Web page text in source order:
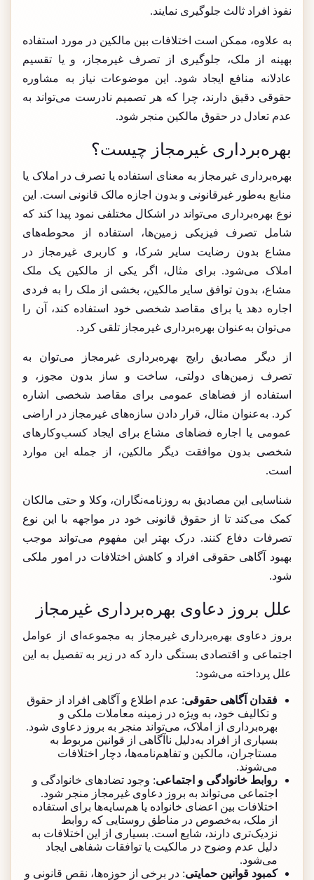
نفوذ افراد ثالث جلوگیری نمایند.
به علاوه، ممکن است اختلافات بین مالکین در مورد استفاده
بهینه از ملک، جلوگیری از تصرف غیرمجاز، و یا تقسیم
عادلانه منافع ایجاد شود. این موضوعات نیاز به مشاوره
حقوقی دقیق دارند، چرا که هر تصمیم نادرست می‌تواند به
عدم تعادل در حقوق مالکین منجر شود.
بهره‌برداری غیرمجاز چیست؟
بهره‌برداری غیرمجاز به معنای استفاده یا تصرف در املاک یا
منابع به‌طور غیرقانونی و بدون اجازه مالک قانونی است. این
نوع بهره‌برداری می‌تواند در اشکال مختلفی نمود پیدا کند که
شامل تصرف فیزیکی زمین‌ها، استفاده از محوطه‌های
مشاع بدون رضایت سایر شرکا، و کاربری غیرمجاز در
املاک می‌شود. برای مثال، اگر یکی از مالکین یک ملک
مشاع، بدون توافق سایر مالکین، بخشی از ملک را به فردی
اجاره دهد یا برای مقاصد شخصی خود استفاده کند، آن را
می‌توان به‌عنوان بهره‌برداری غیرمجاز تلقی کرد.
از دیگر مصادیق رایج بهره‌برداری غیرمجاز می‌توان به
تصرف زمین‌های دولتی، ساخت و ساز بدون مجوز، و
استفاده از فضاهای عمومی برای مقاصد شخصی اشاره
کرد. به‌عنوان مثال، قرار دادن سازه‌های غیرمجاز در اراضی
عمومی یا اجاره فضاهای مشاع برای ایجاد کسب‌وکارهای
شخصی بدون موافقت دیگر مالکین، از جمله این موارد
است.
شناسایی این مصادیق به روزنامه‌نگاران، وکلا و حتی مالکان
کمک می‌کند تا از حقوق قانونی خود در مواجهه با این نوع
تصرفات دفاع کنند. درک بهتر این مفهوم می‌تواند موجب
بهبود آگاهی حقوقی افراد و کاهش اختلافات در امور ملکی
شود.
علل بروز دعاوی بهره‌برداری غیرمجاز
بروز دعاوی بهره‌برداری غیرمجاز به مجموعه‌ای از عوامل
اجتماعی و اقتصادی بستگی دارد که در زیر به تفصیل به این
علل پرداخته می‌شود:
فقدان آگاهی حقوقی: عدم اطلاع و آگاهی افراد از حقوق
و تکالیف خود، به ویژه در زمینه معاملات ملکی و
بهره‌برداری از املاک، می‌تواند منجر به بروز دعاوی شود.
بسیاری از افراد به‌دلیل ناآگاهی از قوانین مربوط به
مستاجران، مالکین و تفاهم‌نامه‌ها، دچار اختلافات
می‌شوند.
روابط خانوادگی و اجتماعی: وجود تضادهای خانوادگی و
اجتماعی می‌تواند به بروز دعاوی غیرمجاز منجر شود.
اختلافات بین اعضای خانواده یا هم‌سایه‌ها برای استفاده
از ملک، به‌خصوص در مناطق روستایی که روابط
نزدیک‌تری دارند، شایع است. بسیاری از این اختلافات به
دلیل عدم وضوح در مالکیت یا توافقات شفاهی ایجاد
می‌شود.
کمبود قوانین حمایتی: در برخی از حوزه‌ها، نقص قانونی و